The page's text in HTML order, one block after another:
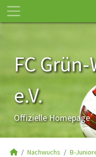
FC
e.V.
Offizielle Homepage
Nachwuchs B-